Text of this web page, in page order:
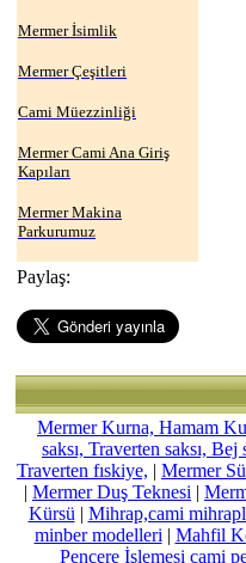
Mermer İsimlik
Mermer Çeşitleri
Cami Müezzinliği
Mermer Cami Ana Giriş
Kapıları
Mermer Makina
Parkurumuz
Paylaş:
Mermer Kurna, Hamam
saksı, Traverten saksı, Bej
Traverten fıskiye, | Mermer
| Mermer Duş Teknesi |
Kürsü | Mihrap,cami
minber modelleri | Mahfil
Pencere İşlemesi cami